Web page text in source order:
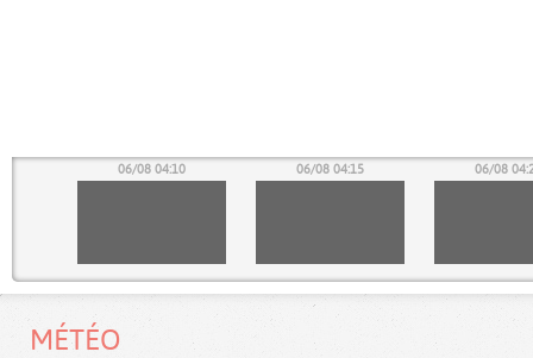
06/08 04:10 06/08 04:15 06/08
MÉTÉO